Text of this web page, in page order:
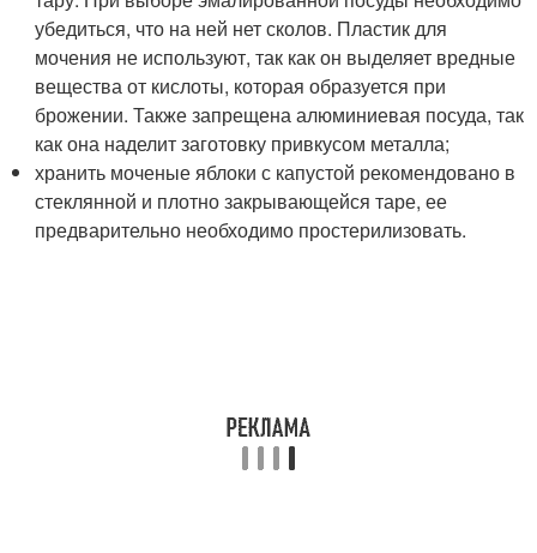
убедиться, что на ней нет сколов. Пластик для
мочения не используют, так как он выделяет вредные
вещества от кислоты, которая образуется при
брожении. Также запрещена алюминиевая посуда, так
как она наделит заготовку привкусом металла;
хранить моченые яблоки с капустой рекомендовано в
стеклянной и плотно закрывающейся таре, ее
предварительно необходимо простерилизовать.